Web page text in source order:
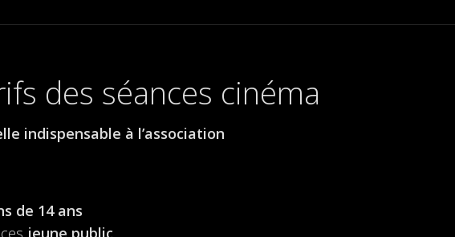
des séances cinéma
indispensable à l’association
de 14 ans